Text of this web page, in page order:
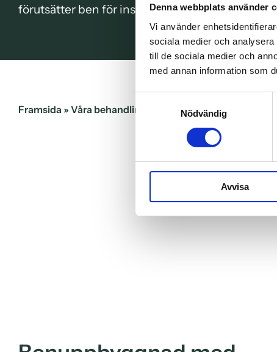
Denna webbplats använder
Vi använder
sociala medier och
till de sociala medier och
med annan information som
Nödvändig
Avvisa
förutsätter ben för insättning, erfordras en
Framsida » Våra behandlingar Avancerad tandvård